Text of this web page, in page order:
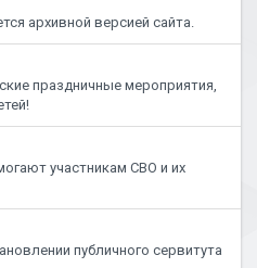
архивной версией сайта.
праздничные мероприятия,
участникам СВО и их
публичного сервитута